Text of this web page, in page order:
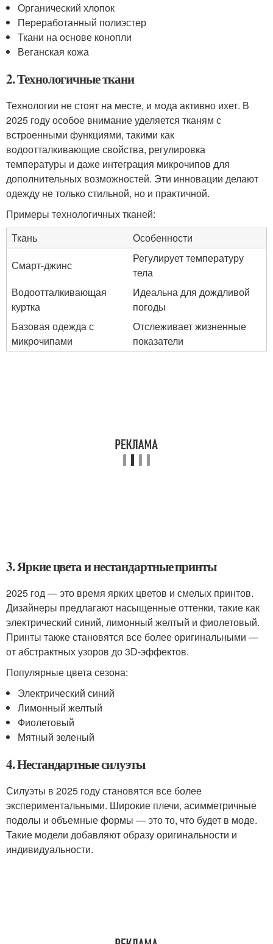
Органический хлопок
Переработанный полиэстер
Ткани на основе конопли
Веганская кожа
2. Технологичные ткани
Технологии не стоят на месте, и мода активно ихет. В
2025 году особое внимание уделяется тканям с
встроенными функциями, такими как
водоотталкивающие свойства, регулировка
температуры и даже интеграция микрочипов для
дополнительных возможностей. Эти инновации делают
одежду не только стильной, но и практичной.
Примеры технологичных тканей:
Ткань
Особенности
Смарт-джинс
Регулирует температуру
тела
Водоотталкивающая
куртка
Идеальна для дождливой
погоды
Базовая одежда с
микрочипами
Отслеживает жизненные
показатели
3. Яркие цвета и нестандартные принты
2025 год — это время ярких цветов и смелых принтов.
Дизайнеры предлагают насыщенные оттенки, такие как
электрический синий, лимонный желтый и фиолетовый.
Принты также становятся все более оригинальными —
от абстрактных узоров до 3D-эффектов.
Популярные цвета сезона:
Электрический синий
Лимонный желтый
Фиолетовый
Мятный зеленый
4. Нестандартные силуэты
Силуэты в 2025 году становятся все более
экспериментальными. Широкие плечи, асимметричные
подолы и объемные формы — это то, что будет в моде.
Такие модели добавляют образу оригинальности и
индивидуальности.